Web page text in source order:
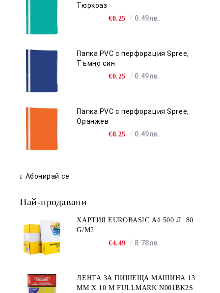
Тюркоаз
€0.25 0.49лв.
Папка PVC с перфорация Spree,
Тъмно син
€0.25 0.49лв.
Папка PVC с перфорация Spree,
Оранжев
€0.25 0.49лв.
Абонирай се
Най-продавани
ХАРТИЯ EUROBASIC А4 500 Л. 80
G/M2
€4.49
8.78лв.
ЛЕНТА ЗА ПИШЕЩА МАШИНА 13
MM X 10 M FULLMARK N001BK2S